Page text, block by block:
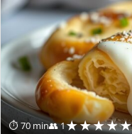
⏱ 70 min👥 1★★★★★